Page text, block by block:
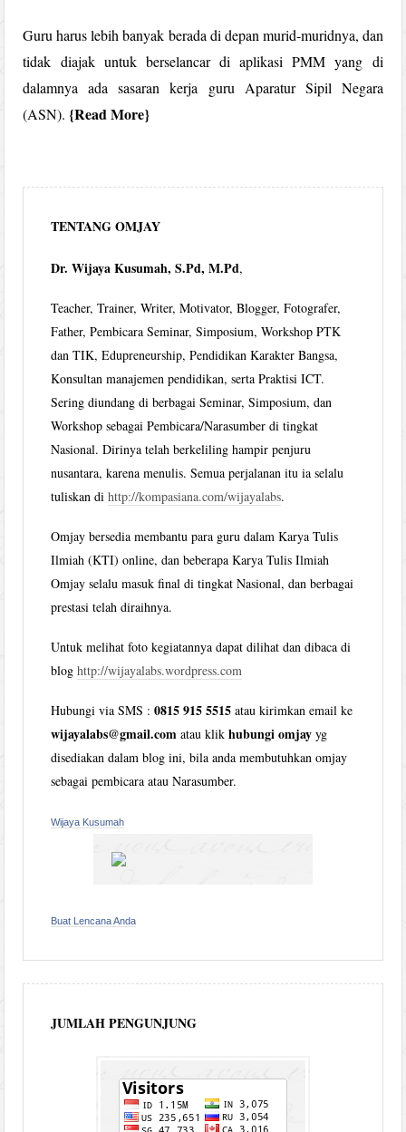
Guru harus lebih banyak berada di depan murid-muridnya, dan
tidak diajak untuk berselancar di aplikasi PMM yang di
dalamnya ada sasaran kerja guru Aparatur Sipil Negara
(ASN). Read More
TENTANG OMJAY
Dr. Wijaya Kusumah, S.Pd, M.Pd,
Teacher, Trainer, Writer, Motivator, Blogger, Fotografer,
Father, Pembicara Seminar, Simposium, Workshop PTK
dan TIK, Edupreneurship, Pendidikan Karakter Bangsa,
Konsultan manajemen pendidikan, serta Praktisi ICT.
Sering diundang di berbagai Seminar, Simposium, dan
Workshop sebagai Pembicara/Narasumber di tingkat
Nasional. Dirinya telah berkeliling hampir penjuru
nusantara, karena menulis. Semua perjalanan itu ia selalu
tuliskan dihttp://kompasiana.com/wijayalabs.
Omjay bersedia membantu para guru dalam Karya Tulis
Ilmiah (KTI) online, dan beberapa Karya Tulis Ilmiah
Omjay selalu masuk final di tingkat Nasional, dan berbagai
prestasi telah diraihnya.
Untuk melihat foto kegiatannya dapat dilihat dan dibaca di
bloghttp://wijayalabs.wordpress.com
Hubungi via SMS :0815 915 5515 atau kirimkan email ke
wijayalabs@gmail.com atau klikhubungi omjay yg
disediakan dalam blog ini, bila anda membutuhkan omjay
sebagai pembicara atau Narasumber.
Wijaya Kusumah
Buat Lencana Anda
JUMLAH PENGUNJUNG